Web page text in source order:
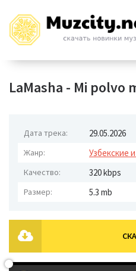
LaMasha - Mi polvo
Дата трека: 29.05.2026
Жанр: Узбекские
Качество: 320 kbps
Размер: 5.3 mb